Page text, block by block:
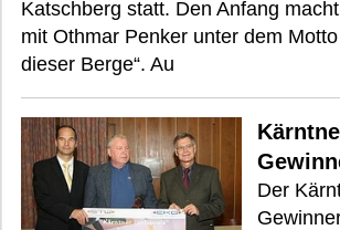
Katschberg statt. Den Anfang
mit Othmar Penker unter dem Motto
dieser Berge“. Au
Der